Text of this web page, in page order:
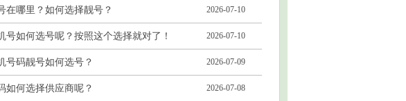
在哪里？如何选择靓号？ 2026-07-10
号如何选号呢？按照这个选择就对了！ 2026-07-10
号码靓号如何选号？ 2026-07-09
如何选择供应商呢？ 2026-07-08